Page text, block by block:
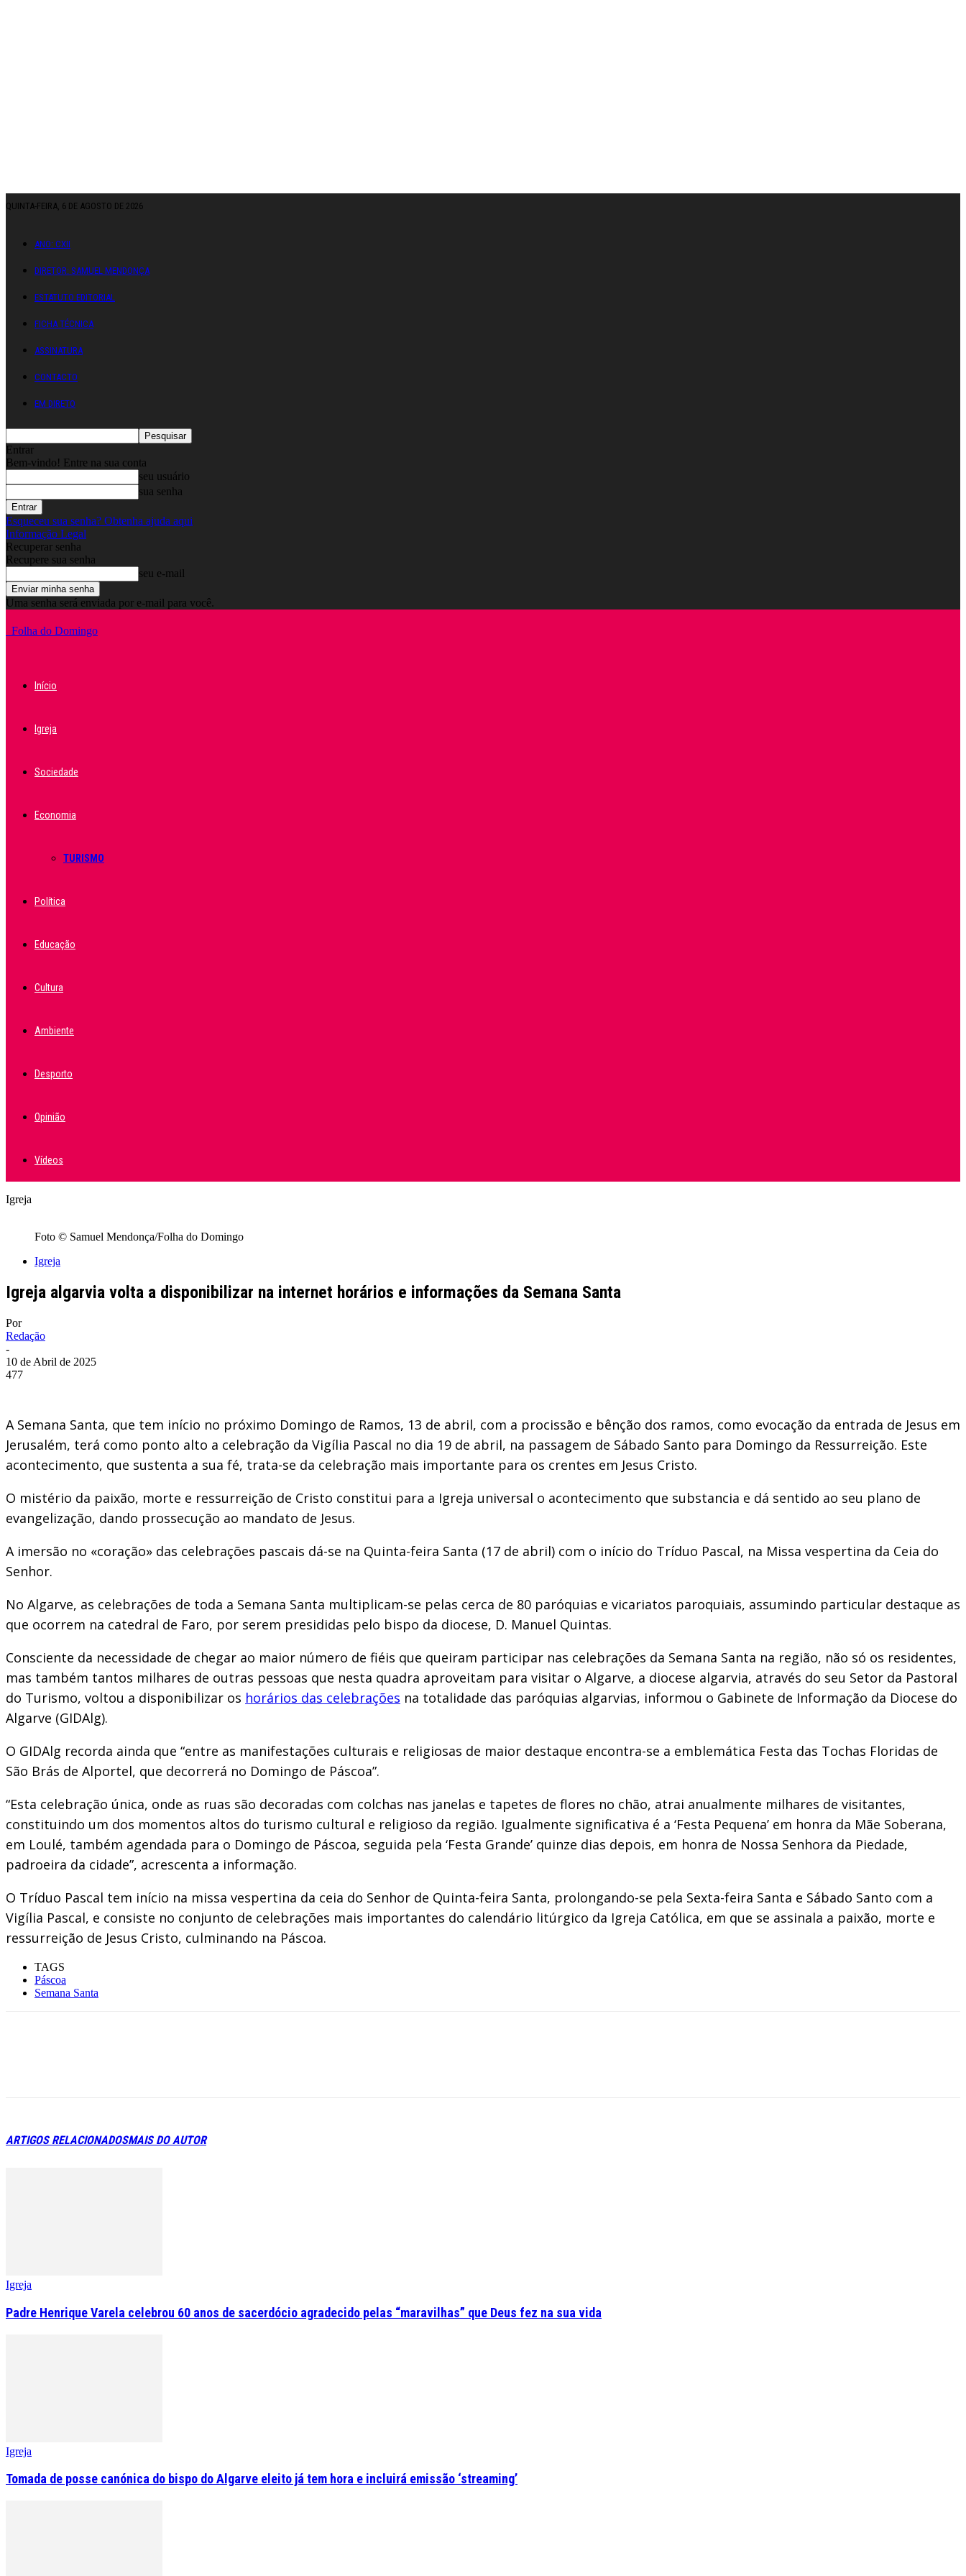
QUINTA-FEIRA, 6 DE AGOSTO DE 2026
ANO: CXII
DIRETOR: SAMUEL MENDONÇA
ESTATUTO EDITORIAL
FICHA TÉCNICA
ASSINATURA
CONTACTO
EM DIRETO
Entrar
Bem-vindo! Entre na sua conta
seu usuário
sua senha
Esqueceu sua senha? Obtenha ajuda aqui
Informação Legal
Recuperar senha
Recupere sua senha
seu e-mail
Uma senha será enviada por e-mail para você.
Folha do Domingo
Início
Igreja
Sociedade
Economia
TURISMO
Política
Educação
Cultura
Ambiente
Desporto
Opinião
Vídeos
Igreja
Foto © Samuel Mendonça/Folha do Domingo
Igreja
Igreja algarvia volta a disponibilizar na internet horários e informações da Semana Santa
Por
Redação
-
10 de Abril de 2025
477
A Semana Santa, que tem início no próximo Domingo de Ramos, 13 de abril, com a procissão e bênção dos ramos, como evocação da entrada de Jesus em
Jerusalém, terá como ponto alto a celebração da Vigília Pascal no dia 19 de abril, na passagem de Sábado Santo para Domingo da Ressurreição. Este
acontecimento, que sustenta a sua fé, trata-se da celebração mais importante para os crentes em Jesus Cristo.
O mistério da paixão, morte e ressurreição de Cristo constitui para a Igreja universal o acontecimento que substancia e dá sentido ao seu plano de
evangelização, dando prossecução ao mandato de Jesus.
A imersão no «coração» das celebrações pascais dá-se na Quinta-feira Santa (17 de abril) com o início do Tríduo Pascal, na Missa vespertina da Ceia do
Senhor.
No Algarve, as celebrações de toda a Semana Santa multiplicam-se pelas cerca de 80 paróquias e vicariatos paroquiais, assumindo particular destaque as
que ocorrem na catedral de Faro, por serem presididas pelo bispo da diocese, D. Manuel Quintas.
Consciente da necessidade de chegar ao maior número de fiéis que queiram participar nas celebrações da Semana Santa na região, não só os residentes,
mas também tantos milhares de outras pessoas que nesta quadra aproveitam para visitar o Algarve, a diocese algarvia, através do seu Setor da Pastoral
do Turismo, voltou a disponibilizar os horários das celebrações na totalidade das paróquias algarvias, informou o Gabinete de Informação da Diocese do
Algarve (GIDAlg).
O GIDAlg recorda ainda que “entre as manifestações culturais e religiosas de maior destaque encontra-se a emblemática Festa das Tochas Floridas de
São Brás de Alportel, que decorrerá no Domingo de Páscoa”.
“Esta celebração única, onde as ruas são decoradas com colchas nas janelas e tapetes de flores no chão, atrai anualmente milhares de visitantes,
constituindo um dos momentos altos do turismo cultural e religioso da região. Igualmente significativa é a ‘Festa Pequena’ em honra da Mãe Soberana,
em Loulé, também agendada para o Domingo de Páscoa, seguida pela ‘Festa Grande’ quinze dias depois, em honra de Nossa Senhora da Piedade,
padroeira da cidade”, acrescenta a informação.
O Tríduo Pascal tem início na missa vespertina da ceia do Senhor de Quinta-feira Santa, prolongando-se pela Sexta-feira Santa e Sábado Santo com a
Vigília Pascal, e consiste no conjunto de celebrações mais importantes do calendário litúrgico da Igreja Católica, em que se assinala a paixão, morte e
ressurreição de Jesus Cristo, culminando na Páscoa.
TAGS
Páscoa
Semana Santa
ARTIGOS RELACIONADOSMAIS DO AUTOR
Igreja
Padre Henrique Varela celebrou 60 anos de sacerdócio agradecido pelas “maravilhas” que Deus fez na sua vida
Igreja
Tomada de posse canónica do bispo do Algarve eleito já tem hora e incluirá emissão ‘streaming’